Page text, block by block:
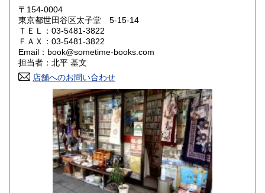
岡山県
山口県 600円
香川県 愛媛県
高知県 600円
600円 長崎県
600円 大分県
600円 鹿児島県
600円
〒154-0004
東京都世田谷区太子堂 5-15-14
ＴＥＬ：03-5481-3822
ＦＡＸ：03-5481-3822
Email：book@sometime-books.com
担当者：北平 基文
店舗へのお問い合わせ